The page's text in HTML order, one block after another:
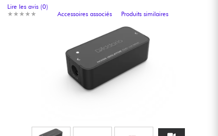
Synthés & Sampleurs
Home Studio
★ ★ ★ ★ ★
★ ★ ★ ★ ★
Lire les avis (0)
Accessoires associés
Produits similaires